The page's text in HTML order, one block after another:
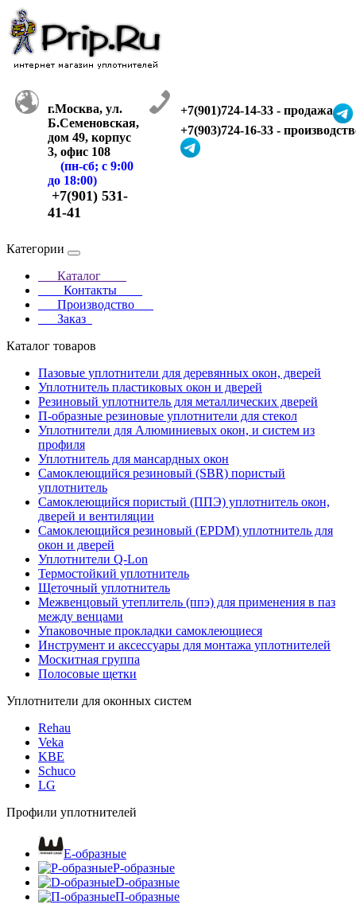
г.Москва, ул.
Б.Семеновская,
дом 49, корпус
3, офис 108
(пн-сб; с 9:00
до 18:00)
+7(901) 531-
41-41
+7(901)724-14-33 - продажа
+7(903)724-16-33 -
Категории
Каталог
Контакты
Производство
Заказ
Каталог товаров
Пазовые уплотнители для деревянных окон, дверей
Уплотнитель пластиковых окон и дверей
Резиновый уплотнитель для металлических дверей
П-образные резиновые уплотнители для стекол
Уплотнители для Алюминиевых окон, и систем из
профиля
Уплотнитель для мансардных окон
Самоклеющийся резиновый (SBR) пористый
уплотнитель
Cамоклеющийся пористый (ППЭ) уплотнитель окон,
дверей и вентиляции
Самоклеющийся резиновый (EPDM) уплотнитель для
окон и дверей
Уплотнители Q-Lon
Термостойкий уплотнитель
Щеточный уплотнитель
Межвенцовый утеплитель (ппэ) для применения в паз
между венцами
Упаковочные прокладки самоклеющиеся
Инструмент и аксессуары для монтажа уплотнителей
Москитная группа
Полосовые щетки
Уплотнители для оконных систем
Rehau
Veka
KBE
Schuco
LG
Профили уплотнителей
E-образные
P-образные
D-образные
П-образные